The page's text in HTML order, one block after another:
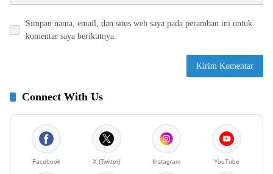
Simpan nama, email, dan situs web saya pada peramban ini untuk
komentar saya berikutnya.
Connect With Us
Facebook X (Twitter) Instagram YouTube